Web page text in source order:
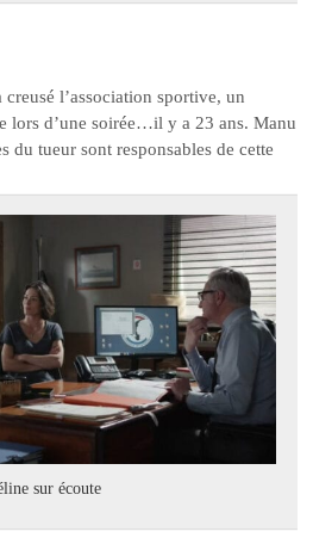
l’association sportive, un
lors d’une soirée…il y a 23 ans. Manu
du tueur sont responsables de cette
sur écoute